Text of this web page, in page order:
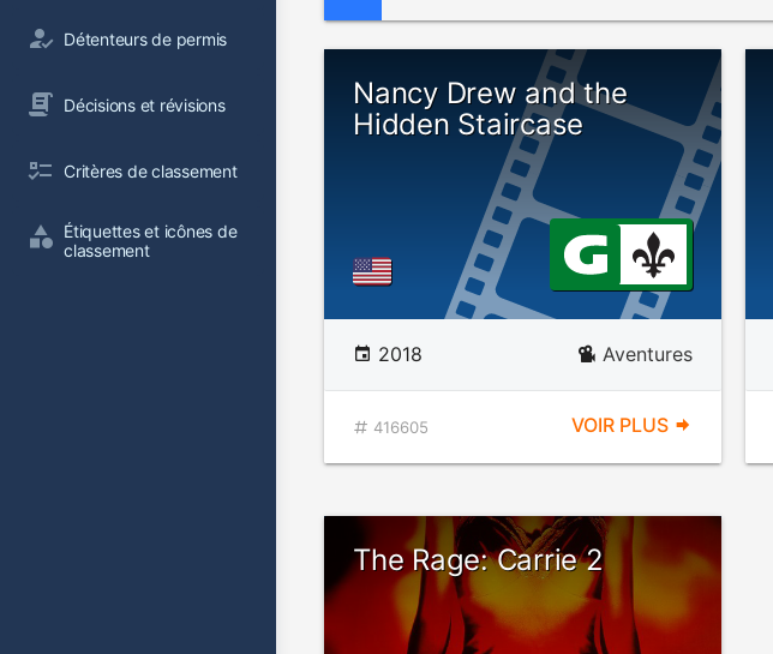
Détenteurs de permis
Décisions et révisions
Critères de classement
Étiquettes et icônes de
classement
Nancy Drew and the
Hidden Staircase
2018 Aventures
416605 VOIR PLUS
The Rage: Carrie 2